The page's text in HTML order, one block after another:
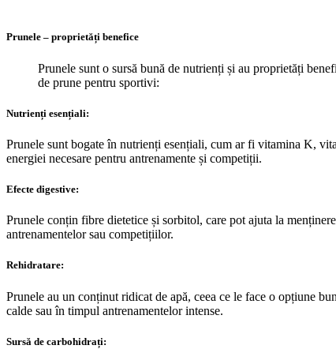
Prunele – proprietăți benefice
Prunele sunt o sursă bună de nutrienți și au proprietăți
de prune pentru sportivi:
Nutrienți esențiali:
Prunele sunt bogate în nutrienți esențiali, cum ar fi vitamina K,
energiei necesare pentru antrenamente și competiții.
Efecte digestive:
Prunele conțin fibre dietetice și sorbitol, care pot ajuta la
antrenamentelor sau competițiilor.
Rehidratare:
Prunele au un conținut ridicat de apă, ceea ce le face o opțiune
calde sau în timpul antrenamentelor intense.
Sursă de carbohidrați: